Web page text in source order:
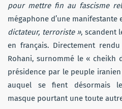
pour mettre fin au fascisme
mégaphone d’une manifestante
dictateur, terroriste », scandent
en français. Directement
Rohani, surnommé le « cheikh
présidence par le peuple iranien
auquel se fient désormais
masque pourtant une toute